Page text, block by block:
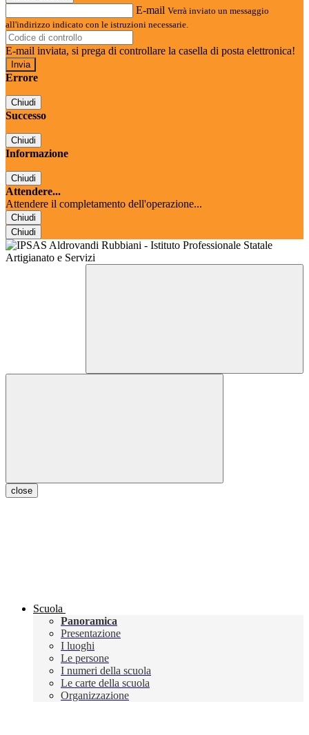
E-mail Verrà inviato un messaggio
all'indirizzo indicato con le istruzioni necessarie.
E-mail inviata, si prega di controllare la casella di posta elettronica!
Errore
Chiudi
Successo
Chiudi
Informazione
Chiudi
Attendere...
Attendere il completamento dell'operazione...
Chiudi
Chiudi
close
Scuola
Panoramica
Presentazione
I luoghi
Le persone
I numeri della scuola
Le carte della scuola
Organizzazione